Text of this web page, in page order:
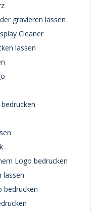
gravieren lassen
Cleaner
lassen
Logo bedrucken
lassen
bedrucken